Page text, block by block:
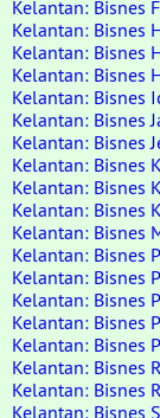
Kelantan: Bisnes
Kelantan: Bisnes
Kelantan: Bisnes
Kelantan: Bisnes
Kelantan: Bisnes
Kelantan: Bisnes
Kelantan: Bisnes
Kelantan: Bisnes
Kelantan: Bisnes
Kelantan: Bisnes
Kelantan: Bisnes
Kelantan: Bisnes
Kelantan: Bisnes
Kelantan: Bisnes
Kelantan: Bisnes
Kelantan: Bisnes
Kelantan: Bisnes
Kelantan: Bisnes
Kelantan: Bisnes